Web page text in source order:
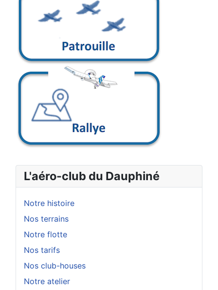
L'aéro-club du Dauphiné
Notre histoire
Nos terrains
Notre flotte
Nos tarifs
Nos club-houses
Notre atelier